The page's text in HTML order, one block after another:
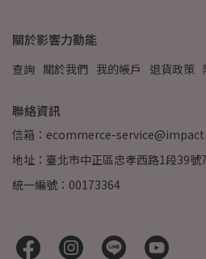
關於影響力動能
查詢 關於我們 我的帳戶 退貨政策
聯絡資訊
信箱：ecommerce-
地址：臺北市中正區忠孝西路1段39號
統一編號：00173364